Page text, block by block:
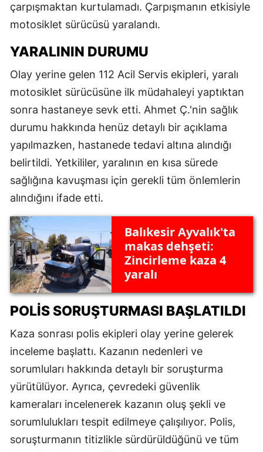
çarpışmaktan kurtulamadı. Çarpışmanın etkisiyle
motosiklet sürücüsü yaralandı.
YARALININ DURUMU
Olay yerine gelen 112 Acil Servis ekipleri, yaralı
motosiklet sürücüsüne ilk müdahaleyi yaptıktan
sonra hastaneye sevk etti. Ahmet Ç.'nin sağlık
durumu hakkında henüz detaylı bir açıklama
yapılmazken, hastanede tedavi altına alındığı
belirtildi. Yetkililer, yaralının en kısa sürede
sağlığına kavuşması için gerekli tüm önlemlerin
alındığını ifade etti.
Balıkesir Ayvalık'ta
makas dehşeti:
Zincirleme kaza 4
yaralı
POLIS SORUŞTURMASI BAŞLATILDI
Kaza sonrası polis ekipleri olay yerine gelerek
inceleme başlattı. Kazanın nedenleri ve
sorumluları hakkında detaylı bir soruşturma
yürütülüyor. Ayrıca, çevredeki güvenlik
kameraları incelenerek kazanın oluş şekli ve
sorumlulukları tespit edilmeye çalışılıyor. Polis,
soruşturmanın titizlikle sürdürüldüğünü ve tüm